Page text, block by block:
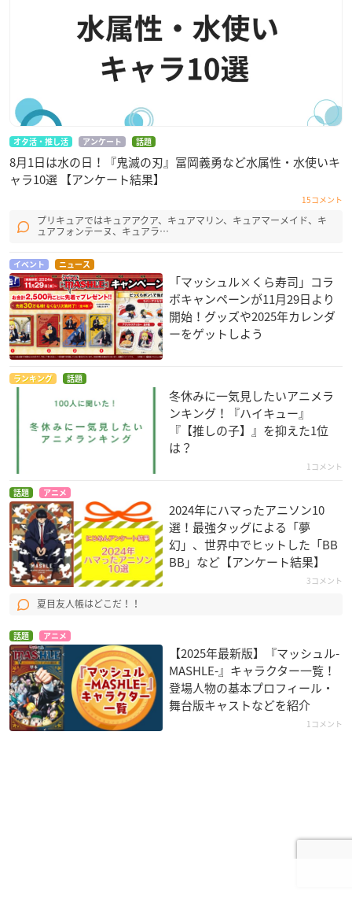
オタ活・推し活 アンケート 話題
8月1日は水の日！『鬼滅の刃』冨岡義勇など水属性・水使いキ
ャラ10選 【アンケート結果】
15コメント
プリキュアではキュアアクア、キュアマリン、キュアマーメイド、キ
ュアフォンテーヌ、キュアラ…
イベント ニュース
「マッシュル×くら寿司」コラ
ボキャンペーンが11月29日より
開始！グッズや2025年カレンダ
ーをゲットしよう
ランキング 話題
冬休みに一気見したいアニメラ
ンキング！『ハイキュー』
『【推しの子】』を抑えた1位
は？
1コメント
話題 アニメ
2024年にハマったアニソン10
選！最強タッグによる「夢
幻」、世界中でヒットした「BB
BB」など【アンケート結果】
3コメント
夏目友人帳はどこだ！！
話題 アニメ
【2025年最新版】『マッシュル-
MASHLE-』キャラクター一覧！
登場人物の基本プロフィール・
舞台版キャストなどを紹介
1コメント